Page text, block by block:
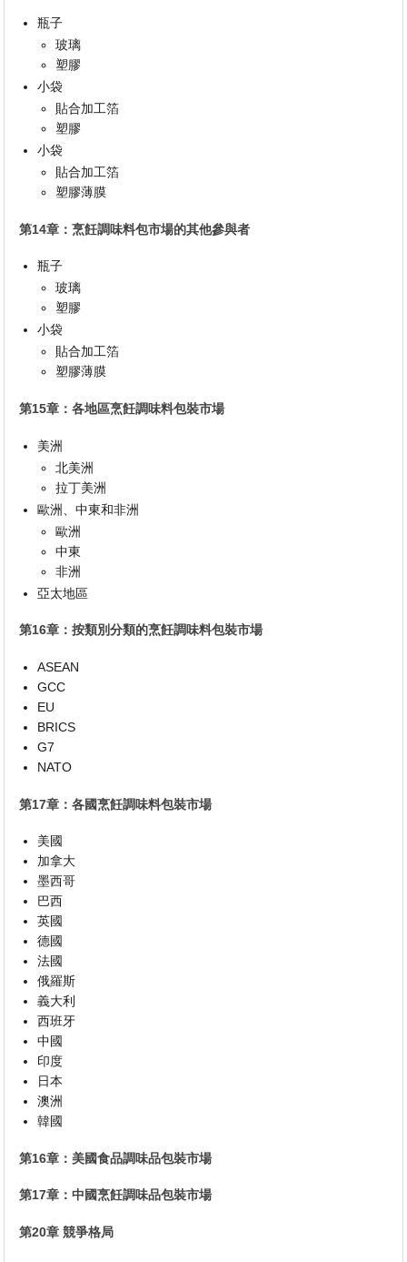
瓶子
玻璃
塑膠
小袋
貼合加工箔
塑膠
小袋
貼合加工箔
塑膠薄膜
第14章：烹飪調味料包市場的其他參與者
瓶子
玻璃
塑膠
小袋
貼合加工箔
塑膠薄膜
第15章：各地區烹飪調味料包裝市場
美洲
北美洲
拉丁美洲
歐洲、中東和非洲
歐洲
中東
非洲
亞太地區
第16章：按類別分類的烹飪調味料包裝市場
ASEAN
GCC
EU
BRICS
G7
NATO
第17章：各國烹飪調味料包裝市場
美國
加拿大
墨西哥
巴西
英國
德國
法國
俄羅斯
義大利
西班牙
中國
印度
日本
澳洲
韓國
第16章：美國食品調味品包裝市場
第17章：中國烹飪調味品包裝市場
第20章 競爭格局